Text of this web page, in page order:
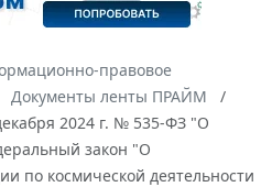
правовое
Документы ленты ПРАЙМ
2024 г. № 535-ФЗ "О
закон "О
по космической деятельности